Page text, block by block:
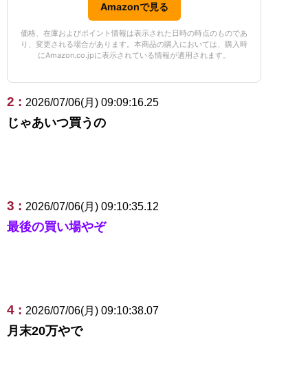
Amazonで見る
価格、在庫およびポイント情報は表示された日時の時点のものであ
り、変更される場合があります。本商品の購入においては、購入時
にAmazon.co.jpに表示されている情報が適用されます。
2 : 2026/07/06(月) 09:09:16.25
じゃあいつ買うの
3 : 2026/07/06(月) 09:10:35.12
最後の買い場やぞ
4 : 2026/07/06(月) 09:10:38.07
月末20万やで